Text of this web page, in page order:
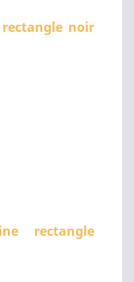
noir
rectangle